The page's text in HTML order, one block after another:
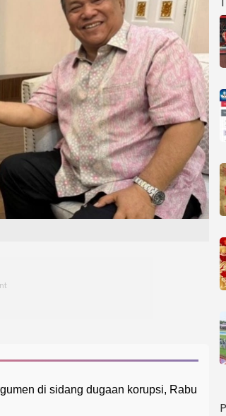
di sidang dugaan korupsi, Rabu